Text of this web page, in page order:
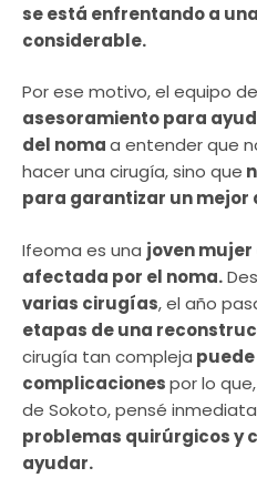
se está enfrentando a
considerable.
Por ese motivo, el equipo
asesoramiento para
del nomaa entender que
hacer una cirugía, sino que
para garantizar un mejor
Ifeoma es una joven mujer
afectada por el noma.
varias cirugías, el año
etapas de una
cirugía tan compleja
complicacionespor lo
de Sokoto, pensé
problemas quirúrgicos y
ayudar.